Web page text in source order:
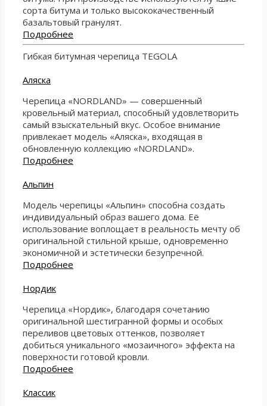
сорта битума и только высококачественный
базальтовый гранулят.
Подробнее
Гибкая битумная черепица TEGOLA
Аляска
Черепица «NORDLAND» — совершенный
кровельный материал, способный удовлетворить
самый взыскательный вкус. Особое внимание
привлекает модель «Аляска», входящая в
обновленную коллекцию «NORDLAND».
Подробнее
Альпин
Модель черепицы «Альпин» способна создать
индивидуальный образ вашего дома. Её
использование воплощает в реальность мечту об
оригинальной стильной крыше, одновременно
экономичной и эстетически безупречной.
Подробнее
Нордик
Черепица «Нордик», благодаря сочетанию
оригинальной шестигранной формы и особых
переливов цветовых оттенков, позволяет
добиться уникального «мозаичного» эффекта на
поверхности готовой кровли.
Подробнее
Классик